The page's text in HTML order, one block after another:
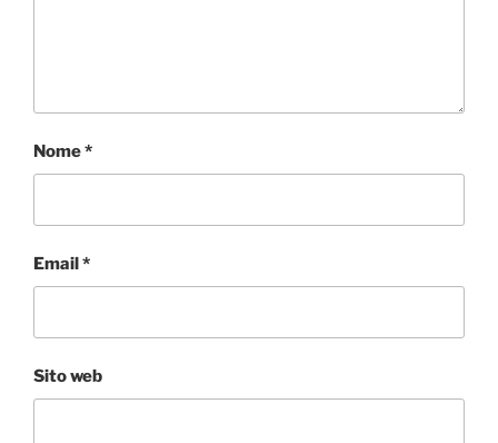
Nome*
Email *
Sito web